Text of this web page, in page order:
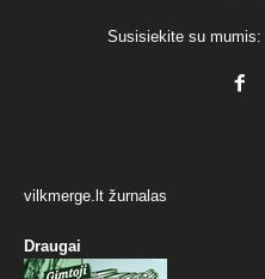
Susisiekite su mumis:
vilkmerge.lt žurnalas
Draugai